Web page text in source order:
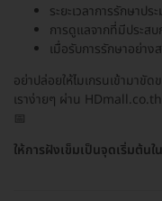
ระยะเวลาการรักษาป
การดูแลจากที่มีประส
เมื่อรับการรักษาอย่าง
อย่าปล่อยให้ไมเกรนเข้ามาขั
เราง่ายๆ ผ่าน
📅
ให้การฝังเข็มเป็นจุดเริ่มต้น